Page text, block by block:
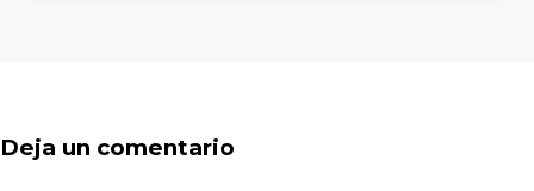
Deja un comentario